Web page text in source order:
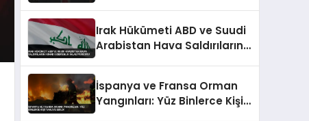
Irak Hükümeti ABD ve Suudi
Arabistan Hava Saldırılarını
İspanya ve Fransa Orman
Yangınları: Yüz Binlerce Kişi